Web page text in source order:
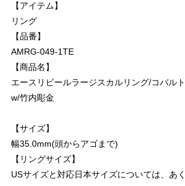
【アイテム】
リング
【品番】
AMRG-049-1TE
【商品名】
エースリビールラージスカルリング/コバル
w/竹内彫金
【サイズ】
幅35.0mm(頭からアゴまで)
【リングサイズ】
USサイズと対応日本サイズについては、あ